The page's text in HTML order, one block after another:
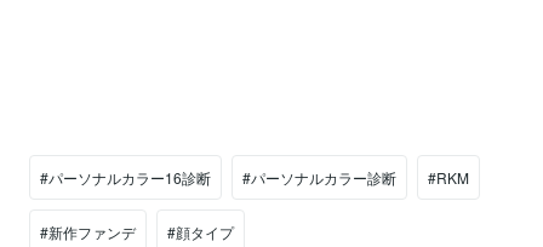
#パーソナルカラー16診断 #パーソナルカラー診断 #RKM
#新作ファンデ #顔タイプ